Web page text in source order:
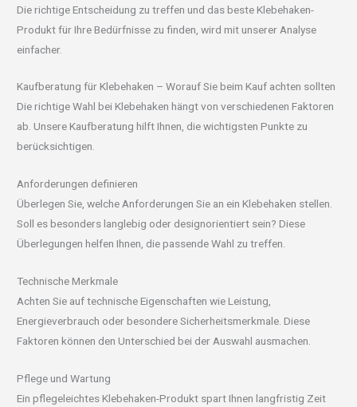
Die richtige Entscheidung zu treffen und das beste Klebehaken-
Produkt für Ihre Bedürfnisse zu finden, wird mit unserer Analyse
einfacher.
Kaufberatung für Klebehaken – Worauf Sie beim Kauf achten sollten
Die richtige Wahl bei Klebehaken hängt von verschiedenen Faktoren
ab. Unsere Kaufberatung hilft Ihnen, die wichtigsten Punkte zu
berücksichtigen.
Anforderungen definieren
Überlegen Sie, welche Anforderungen Sie an ein Klebehaken stellen.
Soll es besonders langlebig oder designorientiert sein? Diese
Überlegungen helfen Ihnen, die passende Wahl zu treffen.
Technische Merkmale
Achten Sie auf technische Eigenschaften wie Leistung,
Energieverbrauch oder besondere Sicherheitsmerkmale. Diese
Faktoren können den Unterschied bei der Auswahl ausmachen.
Pflege und Wartung
Ein pflegeleichtes Klebehaken-Produkt spart Ihnen langfristig Zeit